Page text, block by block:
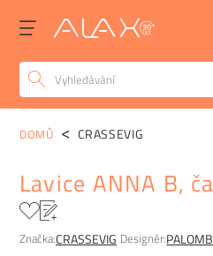
POPIS ALTERNATIVY
DOMŮ CRASSEVIG
Lavice ANNA B,
Značka:CRASSEVIG Designér: